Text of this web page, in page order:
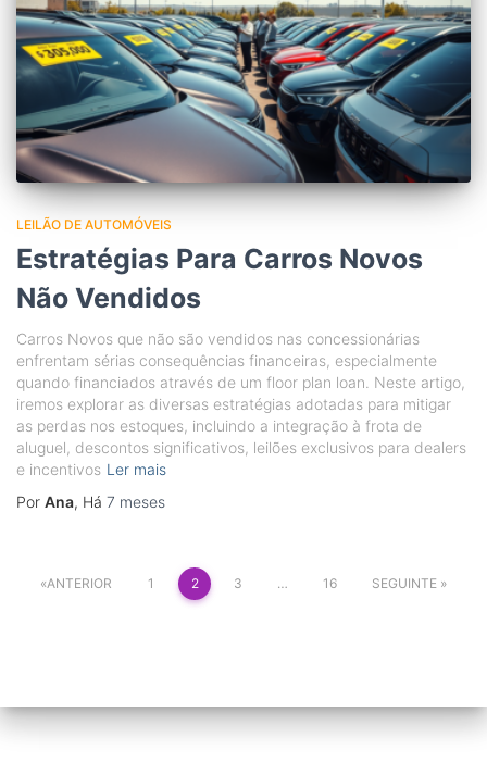
LEILÃO DE AUTOMÓVEIS
Estratégias Para Carros Novos
Não Vendidos
Carros Novos que não são vendidos nas concessionárias
enfrentam sérias consequências financeiras, especialmente
quando financiados através de um floor plan loan. Neste artigo,
iremos explorar as diversas estratégias adotadas para mitigar
as perdas nos estoques, incluindo a integração à frota de
aluguel, descontos significativos, leilões exclusivos para dealers
e incentivos Ler mais
Por Ana, Há 7 meses
Paginação
ANTERIOR 1 2 3 … 16 SEGUINTE